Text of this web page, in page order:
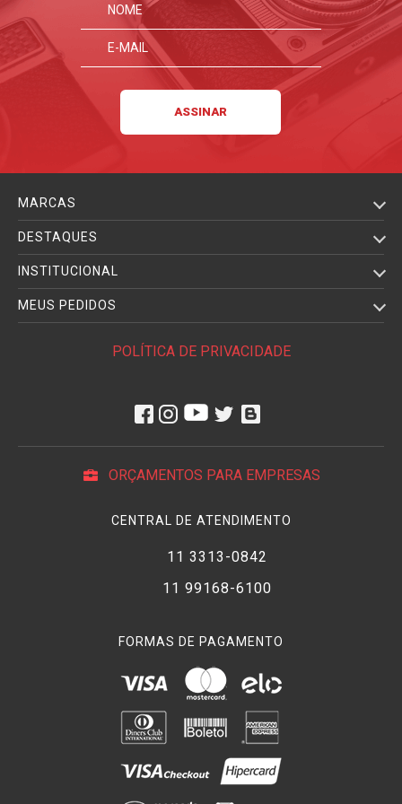
MARCAS
DESTAQUES
INSTITUCIONAL
MEUS PEDIDOS
POLÍTICA DE PRIVACIDADE
ORÇAMENTOS PARA EMPRESAS
CENTRAL DE ATENDIMENTO
11 3313-0842
11 99168-6100
FORMAS DE PAGAMENTO